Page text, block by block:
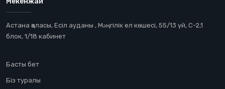
Астана қаласы, Есіл ауданы , Мəңгілік ел көшесі, 55/13 үй, С-2,1
блок, 1/18 кабинет
Басты бет
Біз туралы